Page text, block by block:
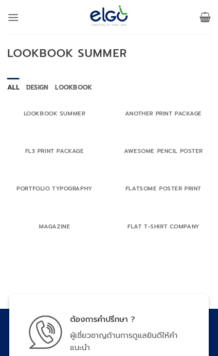
LOOKBOOK SUMMER
ALL DESIGN LOOKBOOK
LOOKBOOK SUMMER ANOTHER PRINT PACKAGE
FL3 PRINT PACKAGE AWESOME PENCIL POSTER
PORTFOLIO TYPOGRAPHY FLATSOME POSTER PRINT
MAGAZINE FLAT T-SHIRT COMPANY
ต้องการคำปรึกษา ?
ผู้เชี่ยวชาญด้านการดูแลยินดีให้คำ
แนะนำ